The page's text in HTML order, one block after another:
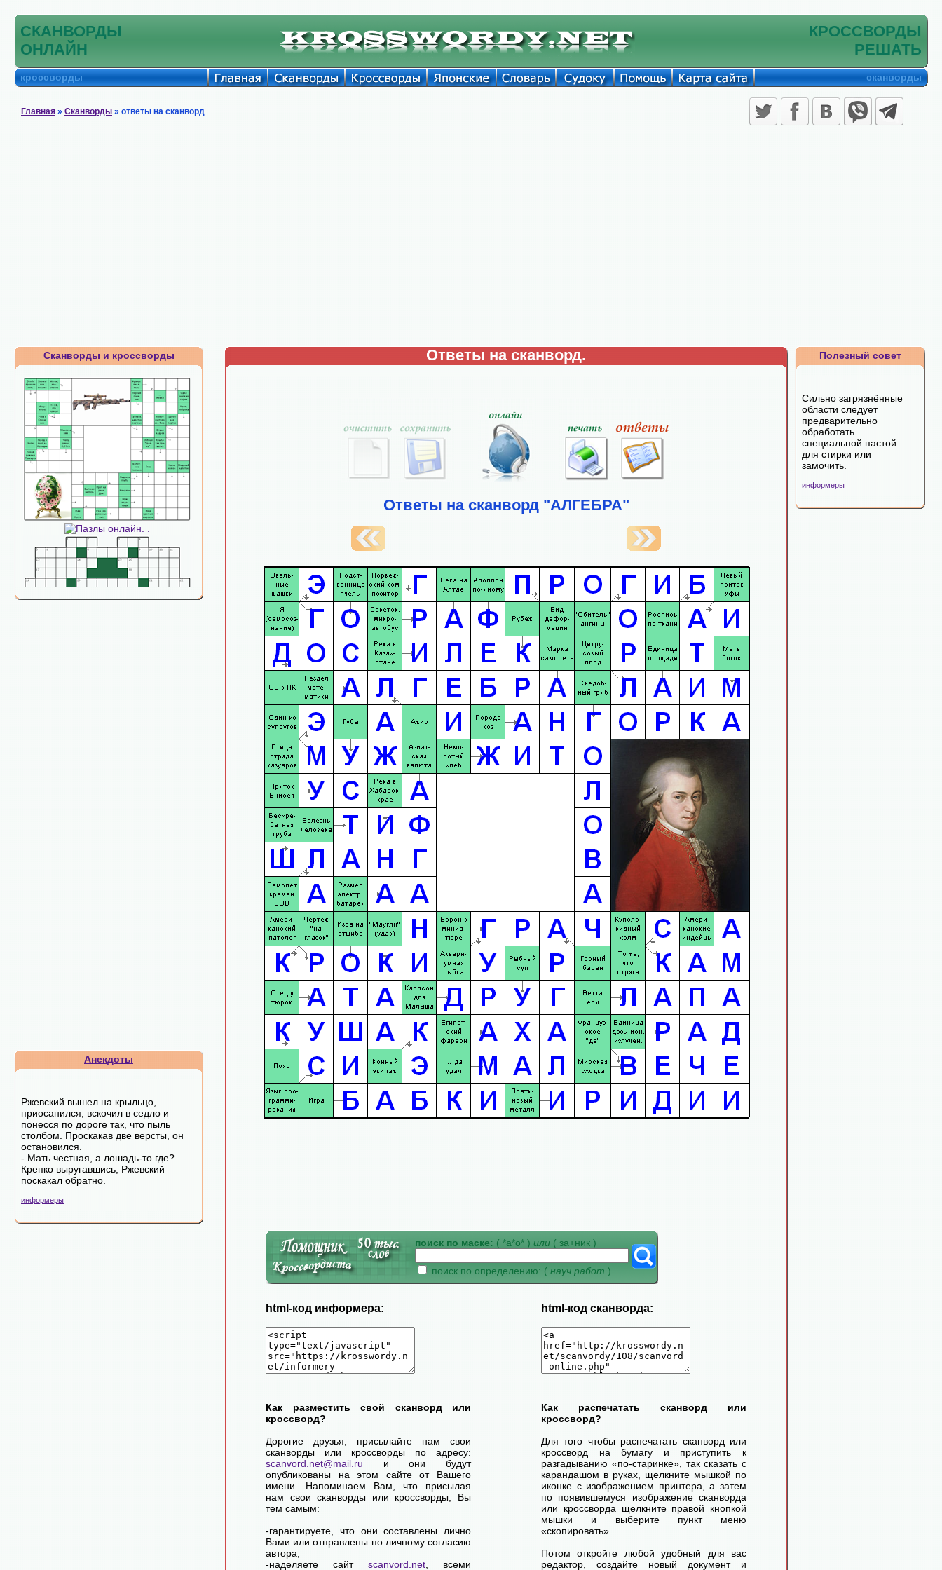
СКАНВОРДЫ
ОНЛАЙН
КРОССВОРДЫ
РЕШАТЬ
кроссворды сканворды
Главная » Сканворды » ответы на сканворд
Сканворды и кроссворды
Анекдоты
Ржевский вышел на крыльцо,
приосанился, вскочил в седло и
понесся по дороге так, что пыль
столбом. Проскакав две версты, он
остановился.
- Мать честная, а лошадь-то где?
Крепко выругавшись, Ржевский
поскакал обратно.
информеры
Ответы на сканворд.
Ответы на сканворд "АЛГЕБРА"
поиск по маске: ( *а*о* ) или ( за+ник )
поиск по определению: ( науч работ )
html-код информера: html-код сканворда:
Как разместить свой сканворд или
кроссворд?
Дорогие друзья, присылайте нам свои
сканворды или кроссворды по адресу:
scanvord.net@mail.ru и они будут
опубликованы на этом сайте от Вашего
имени. Напоминаем Вам, что присылая
нам свои сканворды или кроссворды, Вы
тем самым:
-гарантируете, что они составлены лично
Вами или отправлены по личному согласию
автора;
-наделяете сайт scanvord.net , всеми
Как распечатать сканворд или
кроссворд?
Для того чтобы распечатать сканворд или
кроссворд на бумагу и приступить к
разгадыванию «по-старинке», так сказать с
карандашом в руках, щелкните мышкой по
иконке с изображением принтера, а затем
по появившемуся изображение сканворда
или кроссворда щелкните правой кнопкой
мышки и выберите пункт меню
«скопировать».
Потом откройте любой удобный для вас
редактор, создайте новый документ и
Полезный совет
Сильно загрязнённые
области следует
предварительно
обработать
специальной пастой
для стирки или
замочить.
информеры